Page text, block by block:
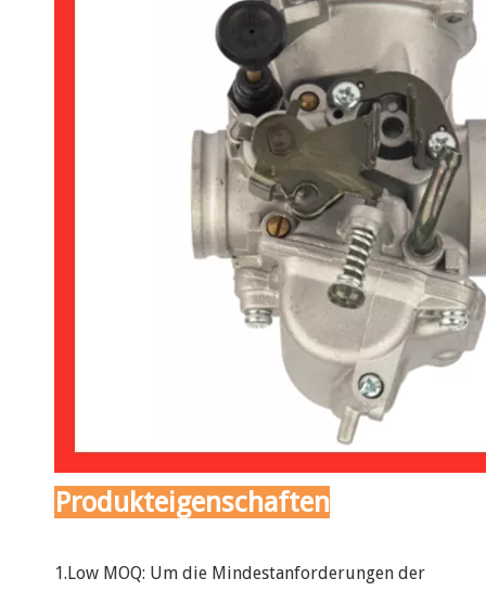
Produkteigenschaften
1.Low MOQ: Um die Mindestanforderungen der